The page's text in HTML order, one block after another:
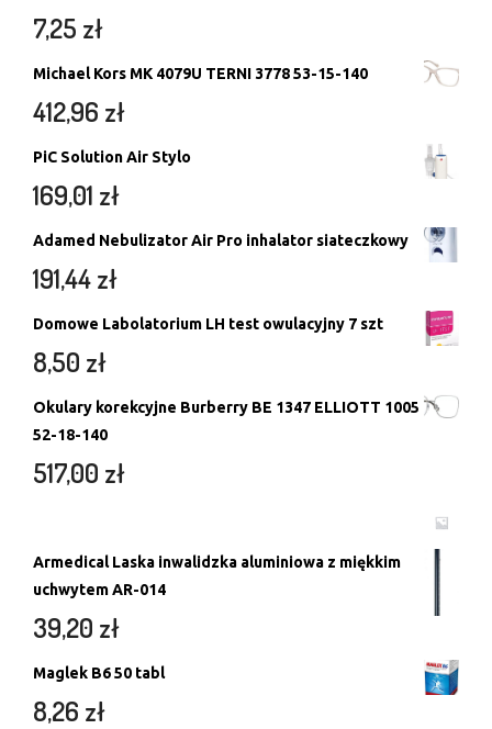
7,25 zł
Michael Kors MK 4079U TERNI 3778 53-15-140
412,96 zł
PiC Solution Air Stylo
169,01 zł
Adamed Nebulizator Air Pro inhalator siateczkowy
191,44zł
Domowe Labolatorium LH test owulacyjny 7 szt
8,50 zł
Okulary korekcyjne Burberry BE 1347 ELLIOTT 1005
52-18-140
517,00 zł
Armedical Laska inwalidzka aluminiowa z miękkim
uchwytem AR-014
39,20 zł
Maglek B6 50 tabl
8,26 zł